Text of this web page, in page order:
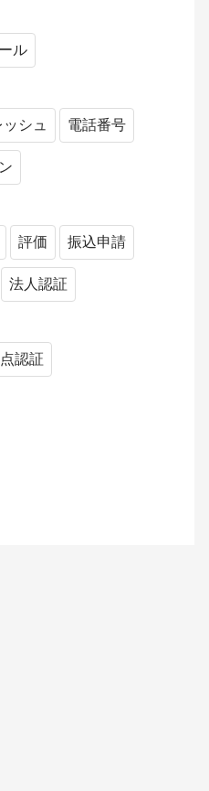
ル
シュ 電話番号
評価 振込申請
法人認証
認証